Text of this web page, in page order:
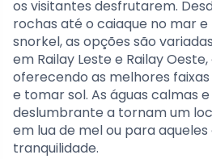
os visitantes desfrutarem.
rochas até o caiaque no mar
snorkel, as opções são
em Railay Leste e Railay
oferecendo as melhores
e tomar sol. As águas calmas
deslumbrante a tornam um
em lua de mel ou para
tranquilidade.